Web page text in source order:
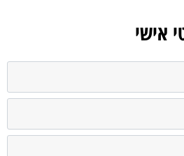
אישי